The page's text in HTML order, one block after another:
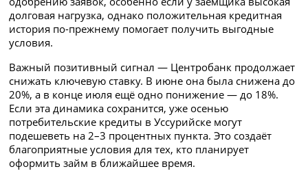
долговая нагрузка, однако положительная кредитная
история по-прежнему помогает получить выгодные
условия.
Важный позитивный сигнал — Центробанк продолжает
снижать ключевую ставку. В июне она была снижена до
20%, а в конце июля ещё одно понижение — до 18%.
Если эта динамика сохранится, уже осенью
потребительские кредиты в Уссурийске могут
подешеветь на 2–3 процентных пункта. Это создаёт
благоприятные условия для тех, кто планирует
оформить займ в ближайшее время.